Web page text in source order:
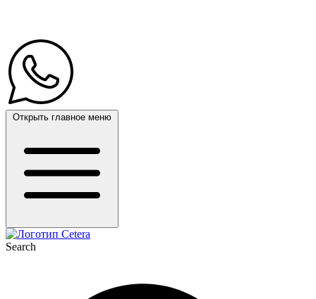
Открыть главное меню
Search